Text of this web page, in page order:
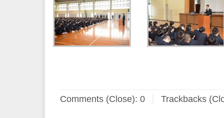
Comments (Close): 0 Trackbacks